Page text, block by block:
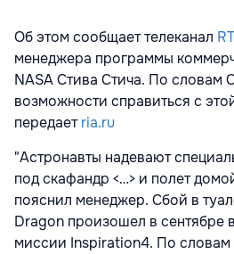
Об этом сообщает телеканал RT
менеджера программы
NASA Стива Стича. По словам
возможности справиться с
передаетria.ru
"Астронавты надевают
под скафандр <…> и полет
пояснил менеджер. Сбой в
Dragon произошел в сентябре
миссии Inspiration4. По